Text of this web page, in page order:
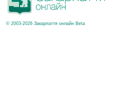
© 2003-2026 Закарпаття онлайн Beta